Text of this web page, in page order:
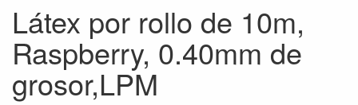
Látex por rollo de 10m,
Raspberry, 0.40mm de
grosor,LPM